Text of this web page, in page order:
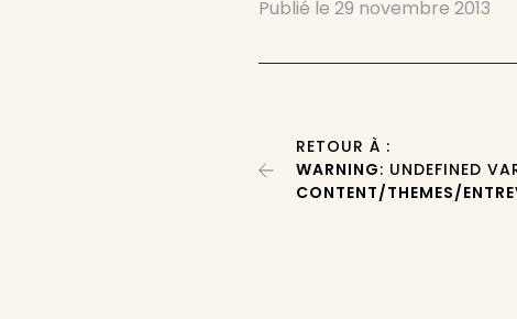
Publié le29 novembre 2013
RETOUR À :
WARNING: UNDEFINED
CONTENT/THEMES/